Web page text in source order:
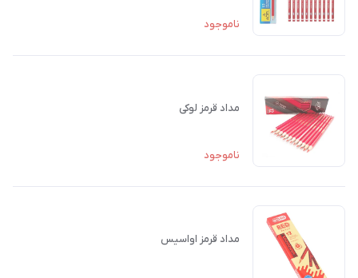
ناموجود
مداد قرمز لوکی
ناموجود
مداد قرمز اواسیس